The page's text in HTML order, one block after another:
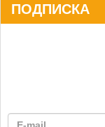
ПОДПИСКА